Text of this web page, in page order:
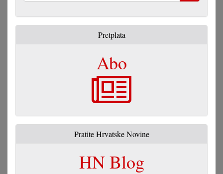
Pretplata
Abo
Pratite Hrvatske Novine
HN Blog